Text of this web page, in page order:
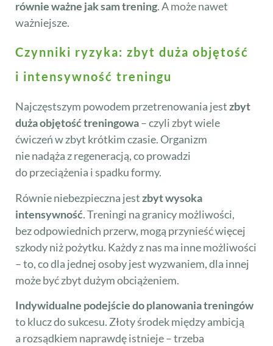
równie ważne jak sam trening. A może nawet
ważniejsze.
Czynniki ryzyka: zbyt duża objętość
i intensywność treningu
Najczęstszym powodem przetrenowania jestzbyt
duża objętość treningowa– czyli zbyt wiele
ćwiczeń w zbyt krótkim czasie. Organizm
nie nadąża z regeneracją, co prowadzi
do przeciążenia i spadku formy.
Równie niebezpieczna jestzbyt wysoka
intensywność. Treningi na granicy możliwości,
bez odpowiednich przerw, mogą przynieść więcej
szkody niż pożytku. Każdy z nas ma inne możliwości
– to, co dla jednej osoby jest wyzwaniem, dla innej
może być zbyt dużym obciążeniem.
Indywidualne podejście do planowania treningów
to klucz do sukcesu. Złoty środek między ambicją
a rozsądkiem naprawdę istnieje – trzeba